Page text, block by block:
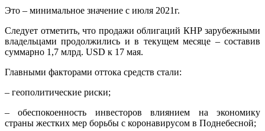
Это – минимальное значение с июля 2021г.
Следует отметить, что продажи облигаций КНР зарубежными
владельцами продолжились и в текущем месяце – составив
суммарно 1,7 млрд. USD к 17 мая.
Главными факторами оттока средств стали:
– геополитические риски;
– обеспокоенность инвесторов влиянием на экономику
страны жестких мер борьбы с коронавирусом в Поднебесной;